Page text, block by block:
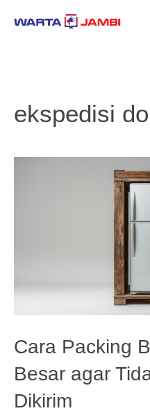
ekspedisi
Cara Packing
Besar agar
Dikirim